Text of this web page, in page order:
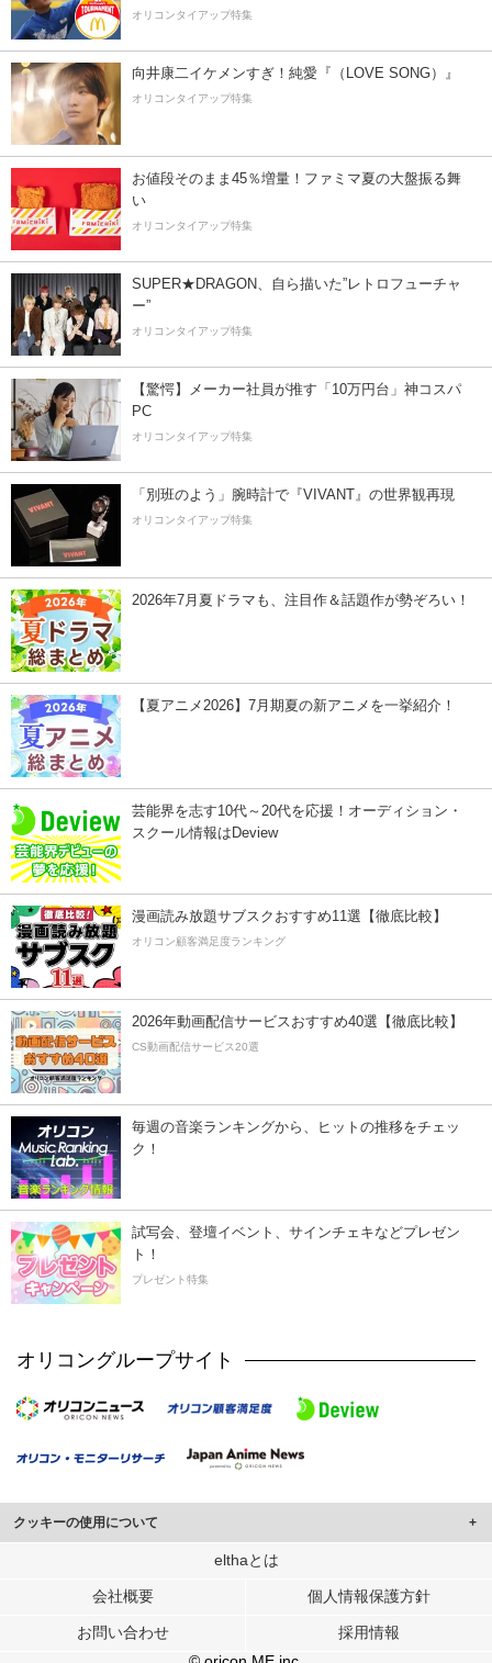
オリコンタイアップ特集
向井康二イケメンすぎ！純愛『（LOVE SONG）』
オリコンタイアップ特集
お値段そのまま45％増量！ファミマ夏の大盤振る舞
い
オリコンタイアップ特集
SUPER★DRAGON、自ら描いた”レトロフューチャ
ー”
オリコンタイアップ特集
【驚愕】メーカー社員が推す「10万円台」神コスパ
PC
オリコンタイアップ特集
「別班のよう」腕時計で『VIVANT』の世界観再現
オリコンタイアップ特集
2026年7月夏ドラマも、注目作＆話題作が勢ぞろい！
【夏アニメ2026】7月期夏の新アニメを一挙紹介！
芸能界を志す10代～20代を応援！オーディション・
スクール情報はDeview
漫画読み放題サブスクおすすめ11選【徹底比較】
オリコン顧客満足度ランキング
2026年動画配信サービスおすすめ40選【徹底比較】
CS動画配信サービス20選
毎週の音楽ランキングから、ヒットの推移をチェッ
ク！
試写会、登壇イベント、サインチェキなどプレゼン
ト！
プレゼント特集
オリコングループサイト
クッキーの使用について
このサイトでは Cookie を使用して、ユーザーに合わせたコンテンツや広告の
行っています。
メディアや広告配信、データ解析の各パートナーに提供しています。
各パートナーは、この情報とユーザーが各パートナーに提供した他の情報や、
elthaとは
会社概要 個人情報保護方針
お問い合わせ
採用情報